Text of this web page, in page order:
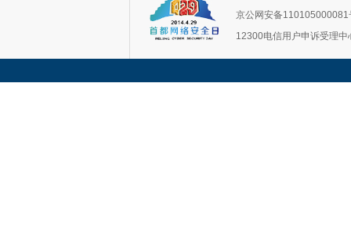
京公网安备110105000081
12300电信用户申诉受理中